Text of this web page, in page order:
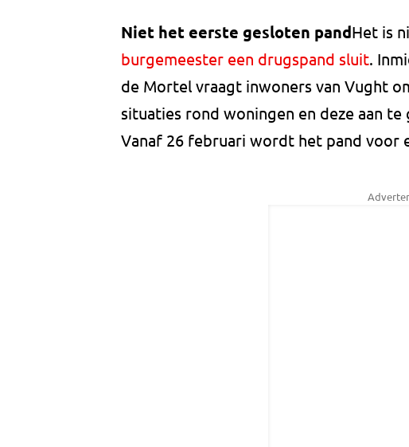
Niet het eerste gesloten pandHet is
burgemeester een drugspand sluit.
de Mortel vraagt inwoners van Vught
situaties rond woningen en deze aan
Vanaf 26 februari wordt het pand voor